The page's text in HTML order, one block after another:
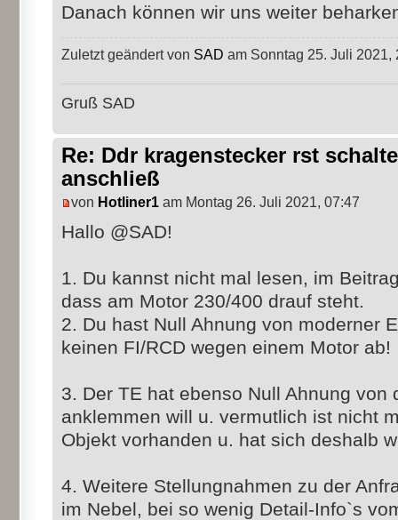
Danach können wir uns weiter
Zuletzt geändert von SAD am Sonntag 25. Juli 2021,
Gruß SAD
Re: Ddr kragenstecker rst
anschließ
von Hotliner1 am Montag 26. Juli 2021, 07:47
Hallo @SAD!
1. Du kannst nicht mal lesen, im
dass am Motor 230/400 drauf steht.
2. Du hast Null Ahnung von moderner
keinen FI/RCD wegen einem Motor ab!
3. Der TE hat ebenso Null Ahnung von
anklemmen will u. vermutlich ist nicht
Objekt vorhanden u. hat sich deshalb
4. Weitere Stellungnahmen zu der
im Nebel, bei so wenig Detail-Info`s